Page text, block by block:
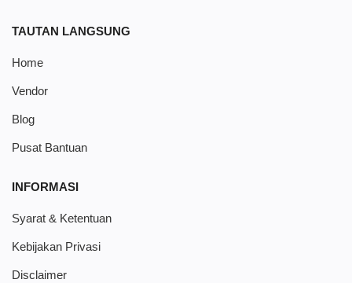
TAUTAN LANGSUNG
Home
Vendor
Blog
Pusat Bantuan
INFORMASI
Syarat & Ketentuan
Kebijakan Privasi
Disclaimer